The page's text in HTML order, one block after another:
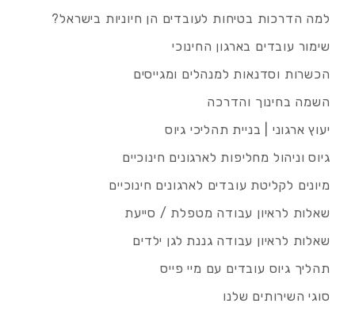
למה הדרכות בטיחות לעובדים הן חיוניות בישראל?
שימור עובדים בארגון החינוכי
הכשרות וסדנאות למנהלים ומגייסים
השמה בחינוך והדרכה
יעוץ ארגוני | בניית תהליכי גיוס
גיוס וניהול מחליפות לארגונים חינוכיים
מיונים לקליטת עובדים לארגונים חינוכיים
שאלות לראיון עבודה מטפלת / סייעת
שאלות לראיון עבודה גננת לגן ילדים
תהליך גיוס עובדים עם מיי פייס
סוגי השירותים שלנו